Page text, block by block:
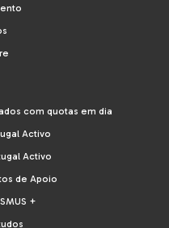
com quotas em dia
Activo
Activo
de Apoio
+